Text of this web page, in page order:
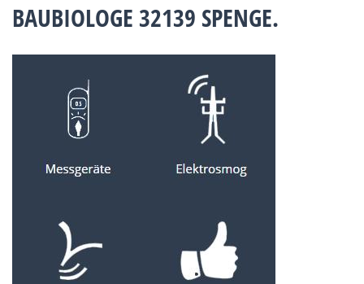
BAUBIOLOGE 32139 SPENGE.